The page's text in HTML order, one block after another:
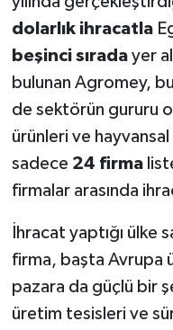
dolarlık ihracatla
beşinci sıradayer
bulunan Agromey,
de sektörün gururu
ürünleri ve
sadece 24 firma
firmalar arasında
İhracat yaptığı ülke
firma, başta Avrupa
pazara da güçlü bir
üretim tesisleri ve